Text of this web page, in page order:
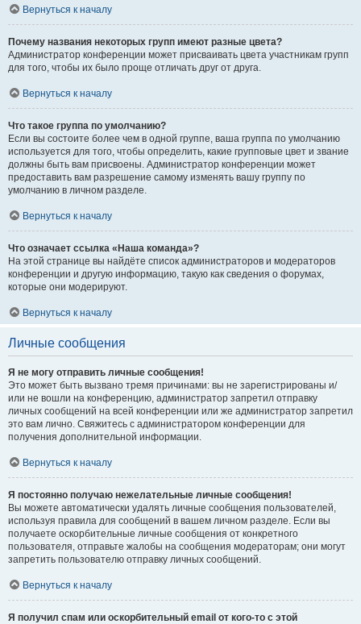
Вернуться к началу
Почему названия некоторых групп имеют разные цвета?
Администратор конференции может присваивать цвета участникам групп
для того, чтобы их было проще отличать друг от друга.
Вернуться к началу
Что такое группа по умолчанию?
Если вы состоите более чем в одной группе, ваша группа по умолчанию
используется для того, чтобы определить, какие групповые цвет и звание
должны быть вам присвоены. Администратор конференции может
предоставить вам разрешение самому изменять вашу группу по
умолчанию в личном разделе.
Вернуться к началу
Что означает ссылка «Наша команда»?
На этой странице вы найдёте список администраторов и модераторов
конференции и другую информацию, такую как сведения о форумах,
которые они модерируют.
Вернуться к началу
Личные сообщения
Я не могу отправить личные сообщения!
Это может быть вызвано тремя причинами: вы не зарегистрированы и/
или не вошли на конференцию, администратор запретил отправку
личных сообщений на всей конференции или же администратор запретил
это вам лично. Свяжитесь с администратором конференции для
получения дополнительной информации.
Вернуться к началу
Я постоянно получаю нежелательные личные сообщения!
Вы можете автоматически удалять личные сообщения пользователей,
используя правила для сообщений в вашем личном разделе. Если вы
получаете оскорбительные личные сообщения от конкретного
пользователя, отправьте жалобы на сообщения модераторам; они могут
запретить пользователю отправку личных сообщений.
Вернуться к началу
Я получил спам или оскорбительный email от кого-то с этой